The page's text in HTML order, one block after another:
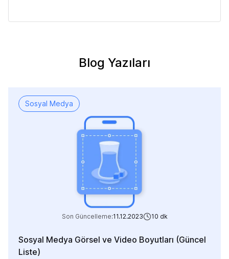
Blog Yazıları
Sosyal Medya
Son Güncelleme:11.12.2023 10 dk
Sosyal Medya Görsel ve Video Boyutları (Güncel
Liste)